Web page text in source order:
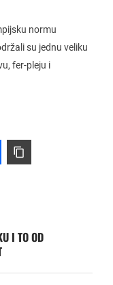
normu
su jednu veliku
fer-pleju i
I TO OD